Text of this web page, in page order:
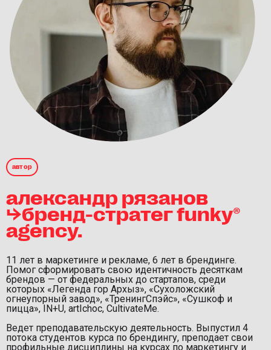
автор
александр рязанов
⮡бренд-стратег funky®
agency.
11 лет в маркетинге и рекламе, 6 лет в брендинге.
Помог сформировать свою идентичность десяткам
брендов — от федеральных до стартапов, среди
которых «‎Легенда гор Архыз», «‎Сухоложский
огнеупорный завод», «‎ТренингСпэйс», «‎Сушкоф и
пицца», IN+U, artIchoc, CultivateMe.
Ведет преподавательскую деятельность. Выпустил 4
потока студентов курса по брендингу, преподает свои
профильные дисциплины на курсах по маркетингу и